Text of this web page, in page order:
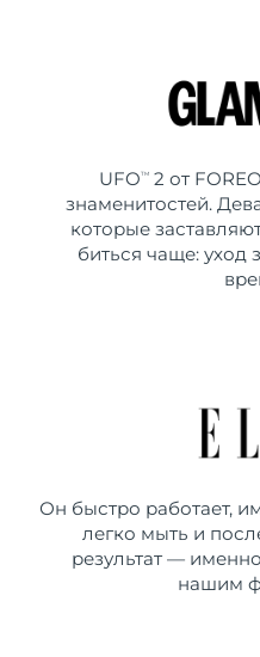
UFO TM2 от
знаменитостей.
которые
биться чаще:
Он быстро работает,
легко мыть и
результат —
нашим